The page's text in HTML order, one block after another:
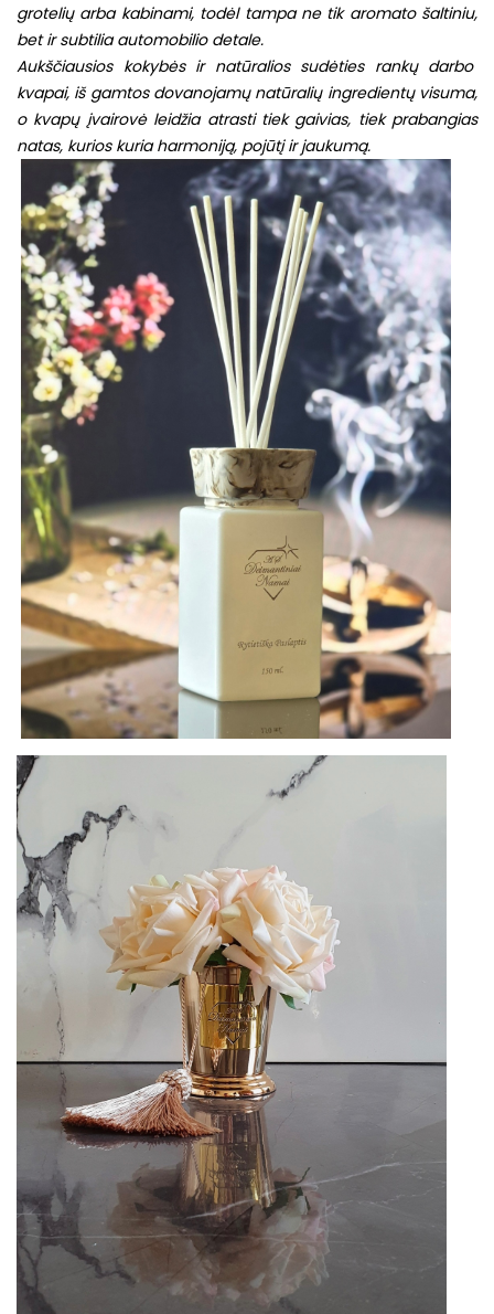
grotelių arba kabinami, todėl tampa ne tik aromato šaltiniu,
bet ir subtilia automobilio detale.
Aukščiausios kokybės ir natūralios sudėties rankų darbo
kvapai, iš gamtos dovanojamų natūralių ingredientų visuma,
o kvapų įvairovė leidžia atrasti tiek gaivias, tiek prabangias
natas, kurios kuria harmoniją, pojūtį ir jaukumą.